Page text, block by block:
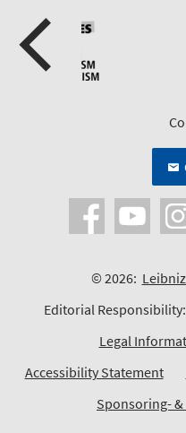
© 2026:
Editorial Responsibility:
Legal
Accessibility Statement
Sponsoring-